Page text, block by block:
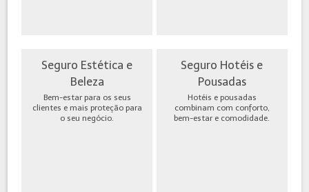
Seguro Estética e
Beleza
Bem-estar para os seus
clientes e mais proteção para
o seu negócio.
Seguro Hotéis e
Pousadas
Hotéis e pousadas
combinam com conforto,
bem-estar e comodidade.